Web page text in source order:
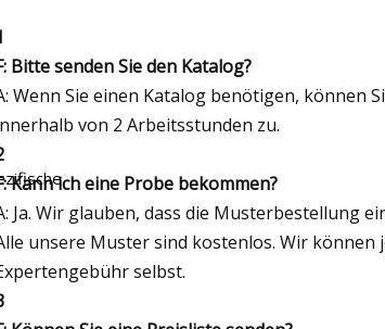
Bitte senden Sie den Katalog?
Wenn Sie einen Katalog benötigen, können
von 2 Arbeitsstunden zu.
Kann ich eine Probe bekommen?
Ja. Wir glauben, dass die Musterbestellung
unsere Muster sind kostenlos. Wir können
selbst.